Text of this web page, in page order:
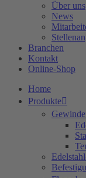
Über uns
News
Branchen
Kontakt
Online-Shop
Home
Produkte